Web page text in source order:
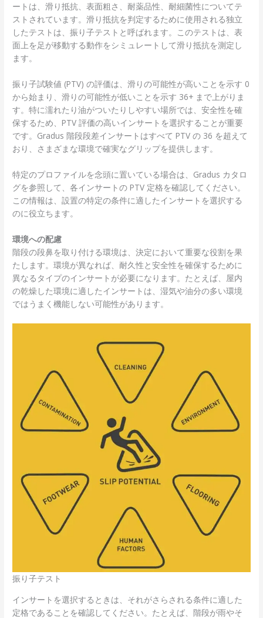
ートは、滑り抵抗、表面粗さ、耐薬品性、耐細菌性についてテ
ストされています。滑り抵抗を判定するために使用される独立
したテストは、振り子テストと呼ばれます。このテストは、表
面上を足が移動する動作をシミュレートして滑り抵抗を測定し
ます。
振り子試験値 (PTV) の評価は、滑りの可能性が高いことを示す 0
から始まり、滑りの可能性が低いことを示す 36+ まで上がりま
す。特に濡れたり油がついたりしやすい場所では、安全性を確
保するため、PTV 評価の高いインサートを選択することが重要
です。Gradus 階段段差インサートはすべて PTV の 36 を超えて
おり、さまざまな環境で確実なグリップを提供します。
特定のプロファイルを念頭に置いている場合は、Gradus カタロ
グを参照して、各インサートの PTV 定格を確認してください。
この情報は、設置の特定の条件に適したインサートを選択する
のに役立ちます。
環境への配慮
階段の段鼻を取り付ける環境は、決定において重要な役割を果
たします。環境が異なれば、耐久性と安全性を確保するために
異なるタイプのインサートが必要になります。たとえば、屋内
の乾燥した環境に適したインサートは、湿気や油分の多い環境
ではうまく機能しない可能性があります。
振り子テスト
インサートを選択するときは、それがさらされる条件に適した
定格であることを確認してください。たとえば、階段が雨やそ